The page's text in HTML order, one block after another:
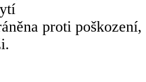
proti poškození,